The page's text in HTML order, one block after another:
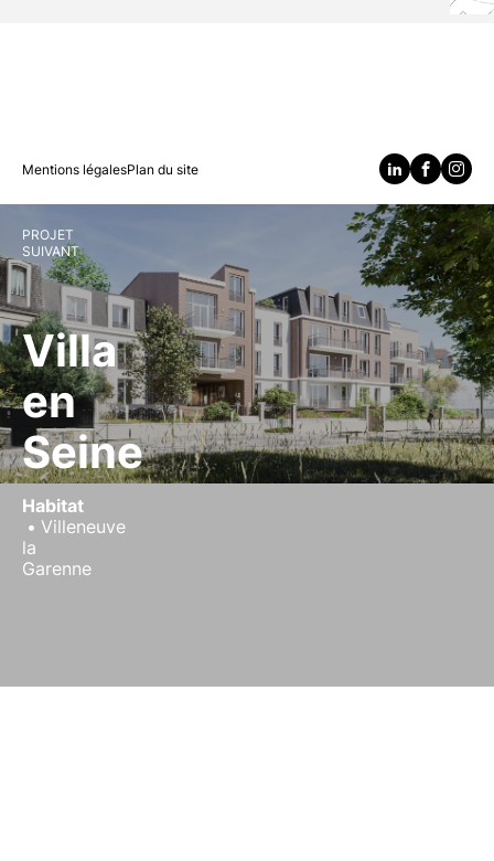
Mentions légalesPlan du site
PROJET
SUIVANT
Villa
en
Seine
Habitat
Villeneuve
la
Garenne